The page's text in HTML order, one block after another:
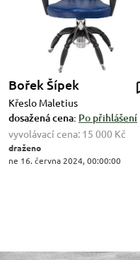
Bořek Šípek
Křeslo Maletius
dosažená cena: Po přihlášení
vyvolávací cena: 15 000 Kč
draženo
ne 16. června 2024, 00:00:00